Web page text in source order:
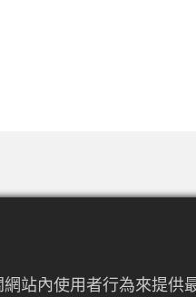
站內使用者行為來提供